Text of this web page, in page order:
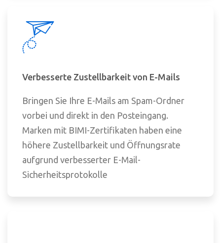
Verbesserte Zustellbarkeit von E-Mails
Bringen Sie Ihre E-Mails am Spam-Ordner
vorbei und direkt in den Posteingang.
Marken mit BIMI-Zertifikaten haben eine
höhere Zustellbarkeit und Öffnungsrate
aufgrund verbesserter E-Mail-
Sicherheitsprotokolle